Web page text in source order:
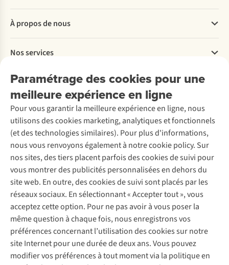
Paramétrage des cookies pour une
meilleure expérience en ligne
Pour vous garantir la meilleure expérience en ligne, nous
utilisons des cookies marketing, analytiques et fonctionnels
(et des technologies similaires). Pour plus d'informations,
nous vous renvoyons également à notre cookie policy. Sur
nos sites, des tiers placent parfois des cookies de suivi pour
vous montrer des publicités personnalisées en dehors du
site web. En outre, des cookies de suivi sont placés par les
réseaux sociaux. En sélectionnant « Accepter tout », vous
acceptez cette option. Pour ne pas avoir à vous poser la
même question à chaque fois, nous enregistrons vos
préférences concernant l’utilisation des cookies sur notre
site Internet pour une durée de deux ans. Vous pouvez
modifier vos préférences à tout moment via la politique en
Commander
Payer
Livraison
Rétractation d'une commande
Entretien & réparations
Garantie
Contactez-nous
À propos de nous
Explore More
À propos d’Ayacucho
Nos magasins
À propos d’A.S.Adventure
Déclaration d'accessibilité
Nos services
Location / Location sports d’hiver
Entretien de ski
Service de lavage
Entretien de chaussures
Réparation de chaussures
Réparation de vêtements
Retouches
Pour les entreprises
Découvrez
A.S.Magazine
Explore Camp
Gear Check
Expertise & conseils
Abonnez-vous à la newsletter
Suivez-nous
Mentions légales
Politique de confidentialité